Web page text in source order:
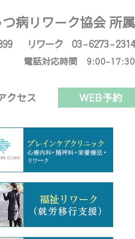
病リワーク協会 所属
リワーク 03 - 6273 - 2314
電話対応時間 9:00-17:30
クセス WEB予約